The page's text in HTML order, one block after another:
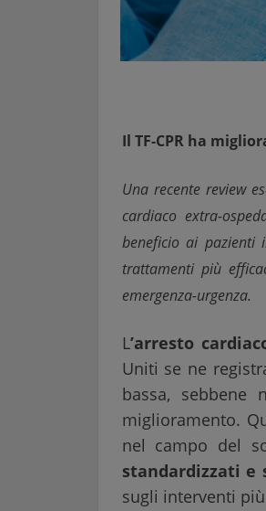
Il TF-CPR ha
Una recente review
cardiaco extra-
beneficio ai pazienti
trattamenti più
emergenza-urgenza.
L’arresto
Uniti se ne
bassa,
miglioramento.
nel campo del
standardizzati e
sugli interventi